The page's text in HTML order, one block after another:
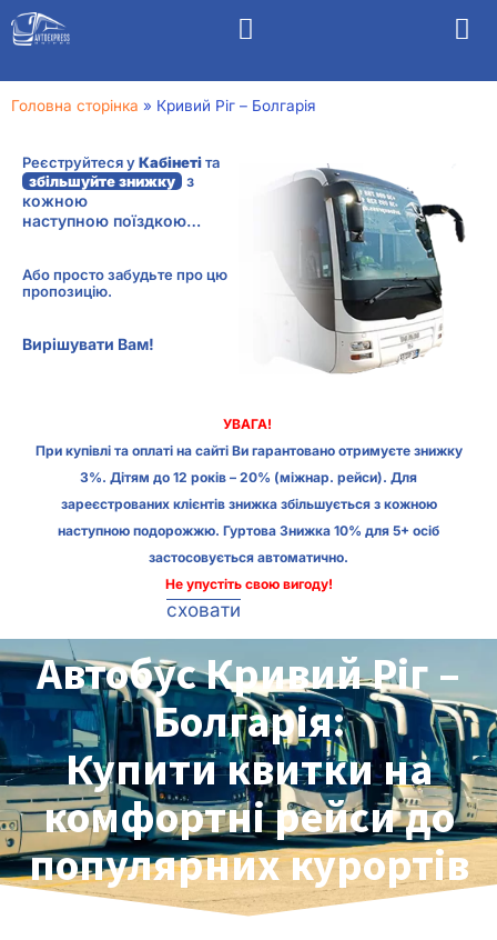
Головна сторінка » Кривий Ріг – Болгарія
Реєструйтеся уКабінетіта
збільшуйте знижку з
кожною
наступною поїздкою…
Або просто забудьте про цю
пропозицію.
Вирішувати Вам!
УВАГА!
При купівлі та оплаті на сайті Ви гарантовано отримуєте знижку
3%. Дітям до 12 років – 20% (міжнар. рейси). Для
зареєстрованих клієнтів знижка збільшується з кожною
наступною подорожжю. Гуртова Знижка 10% для 5+ осіб
застосовується автоматично.
Не упустіть свою вигоду!
сховати
Автобус Кривий Ріг –
Болгарія:
Купити квитки на
комфортні рейси до
популярних курортів